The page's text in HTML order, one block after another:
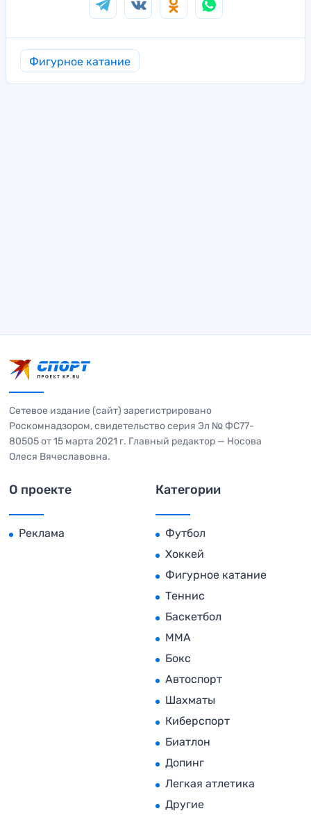
Фигурное катание
Сетевое издание (сайт) зарегистрировано
Роскомнадзором, свидетельство серия Эл № ФС77-
80505 от 15 марта 2021 г. Главный редактор — Носова
Олеся Вячеславовна.
О проекте
Реклама
Категории
Футбол
Хоккей
Фигурное катание
Теннис
Баскетбол
MMA
Бокс
Автоспорт
Шахматы
Киберспорт
Биатлон
Допинг
Легкая атлетика
Другие